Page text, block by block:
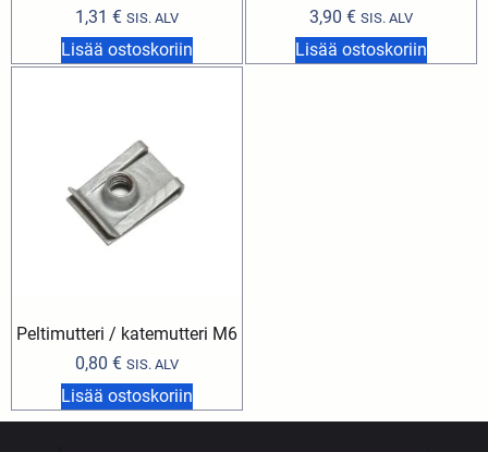
1,31 € SIS. ALV
Lisää ostoskoriin
3,90 € SIS. ALV
Lisää ostoskoriin
Peltimutteri / katemutteri M6
0,80 € SIS. ALV
Lisää ostoskoriin